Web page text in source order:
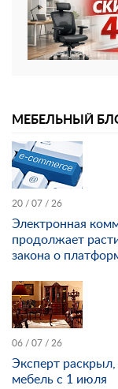
МЕБЕЛЬНЫЙ
20 / 07 / 26
Электронная
продолжает
закона о
06 / 07 / 26
Эксперт
мебель с 1 июля